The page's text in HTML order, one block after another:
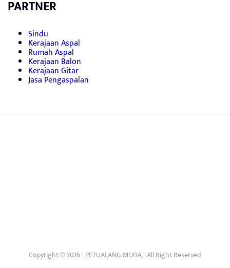
PARTNER
Sindu
Kerajaan Aspal
Rumah Aspal
Kerajaan Balon
Kerajaan Gitar
Jasa Pengaspalan
Copyright © 2026 -PETUALANG MUDA- All Right Reserved